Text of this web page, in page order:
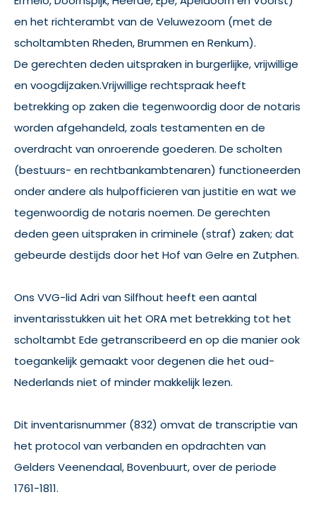
en het richterambt van de Veluwezoom (met de
scholtambten Rheden, Brummen en Renkum).
De gerechten deden uitspraken in burgerlijke, vrijwillige
en voogdijzaken.Vrijwillige rechtspraak heeft
betrekking op zaken die tegenwoordig door de notaris
worden afgehandeld, zoals testamenten en de
overdracht van onroerende goederen. De scholten
(bestuurs- en rechtbankambtenaren) functioneerden
onder andere als hulpofficieren van justitie en wat we
tegenwoordig de notaris noemen. De gerechten
deden geen uitspraken in criminele (straf) zaken; dat
gebeurde destijds door het Hof van Gelre en Zutphen.
Ons VVG-lid Adri van Silfhout heeft een aantal
inventarisstukken uit het ORA met betrekking tot het
scholtambt Ede getranscribeerd en op die manier ook
toegankelijk gemaakt voor degenen die het oud-
Nederlands niet of minder makkelijk lezen.
Dit inventarisnummer (832) omvat de transcriptie van
het protocol van verbanden en opdrachten van
Gelders Veenendaal, Bovenbuurt, over de periode
1761-1811.